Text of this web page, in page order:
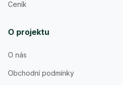
Ceník
O projektu
O nás
Obchodní podmínky